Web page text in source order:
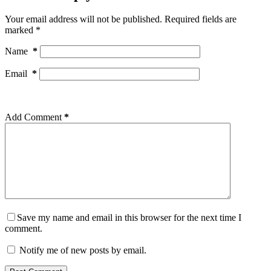
Your email address will not be published. Required fields are
marked *
Name *
Email *
Add Comment*
Save my name and email in this browser for the next time I
comment.
Notify me of new posts by email.